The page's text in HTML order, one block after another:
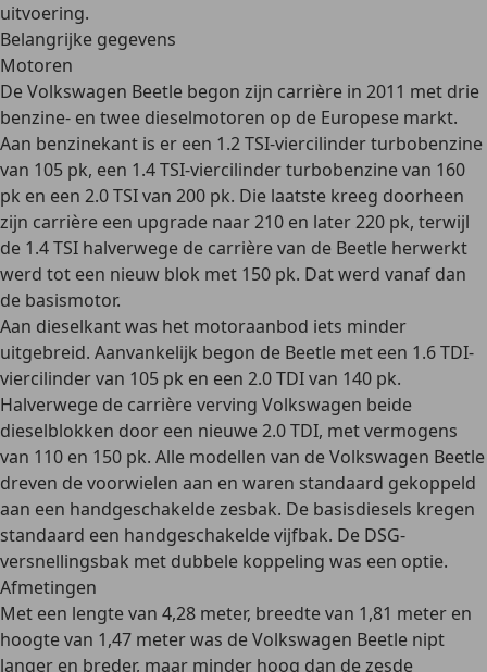
uitvoering.
Belangrijke gegevens
Motoren
De Volkswagen Beetle begon zijn carrière in 2011 met drie
benzine- en twee dieselmotoren op de Europese markt.
Aan benzinekant is er een 1.2 TSI-viercilinder turbobenzine
van 105 pk, een 1.4 TSI-viercilinder turbobenzine van 160
pk en een 2.0 TSI van 200 pk. Die laatste kreeg doorheen
zijn carrière een upgrade naar 210 en later 220 pk, terwijl
de 1.4 TSI halverwege de carrière van de Beetle herwerkt
werd tot een nieuw blok met 150 pk. Dat werd vanaf dan
de basismotor.
Aan dieselkant was het motoraanbod iets minder
uitgebreid. Aanvankelijk begon de Beetle met een 1.6 TDI-
viercilinder van 105 pk en een 2.0 TDI van 140 pk.
Halverwege de carrière verving Volkswagen beide
dieselblokken door een nieuwe 2.0 TDI, met vermogens
van 110 en 150 pk. Alle modellen van de Volkswagen Beetle
dreven de voorwielen aan en waren standaard gekoppeld
aan een handgeschakelde zesbak. De basisdiesels kregen
standaard een handgeschakelde vijfbak. De DSG-
versnellingsbak met dubbele koppeling was een optie.
Afmetingen
Met een lengte van 4,28 meter, breedte van 1,81 meter en
hoogte van 1,47 meterwas de Volkswagen Beetle nipt
langer en breder, maar minder hoog dan de zesde